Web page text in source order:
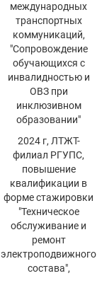
международных
транспортных
коммуникаций,
"Сопровождение
обучающихся с
инвалидностью и
ОВЗ при
инклюзивном
образовании"
2024 г, ЛТЖТ-
филиал РГУПС,
повышение
квалификации в
форме стажировки
"Техническое
обслуживание и
ремонт
электроподвижного
состава",